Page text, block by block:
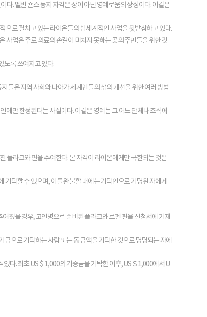
다. 멜빈 죤스 동지 자격은 상이 아닌 영예로움의 상징이다. 이같은
으로 펼치고 있는 라이온들의 범세계적인 사업을 뒷받침하고 있다.
사업은 주로 의료의 손길이 미치지 못하는 곳의 주민들을 위한 것
도록 쓰여지고 있다.
들은 지역 사회와 나아가 세계인들의 삶의 개선을 위한 여러 방법
에만 한정된다는 사실이다. 이같은 영예는 그 어느 단체나 조직에
플라크와 핀을 수여한다. 본 자격이 라이온에게만 국한되는 것은
탁할 수 있으며, 이를 완불할 때에는 기탁인으로 기명된 자에게
졌을 경우, 고인명으로 준비된 플라크와 르펜 핀을 신청서에 기재
으로 기탁하는 사람 또는 동 금액을 기탁한 것으로 명명되는 자에
다. 최초 US＄1,000의 기증금을 기탁한 이후, US＄1,000에서 U